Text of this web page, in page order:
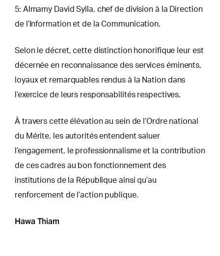
5: Almamy David Sylla, chef de division à la Direction
de l’Information et de la Communication.
Selon le décret, cette distinction honorifique leur est
décernée en reconnaissance des services éminents,
loyaux et remarquables rendus à la Nation dans
l’exercice de leurs responsabilités respectives.
À travers cette élévation au sein de l’Ordre national
du Mérite, les autorités entendent saluer
l’engagement, le professionnalisme et la contribution
de ces cadres au bon fonctionnement des
institutions de la République ainsi qu’au
renforcement de l’action publique.
Hawa Thiam